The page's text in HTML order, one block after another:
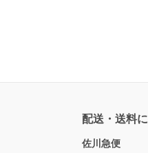
配送・送料
佐川急便